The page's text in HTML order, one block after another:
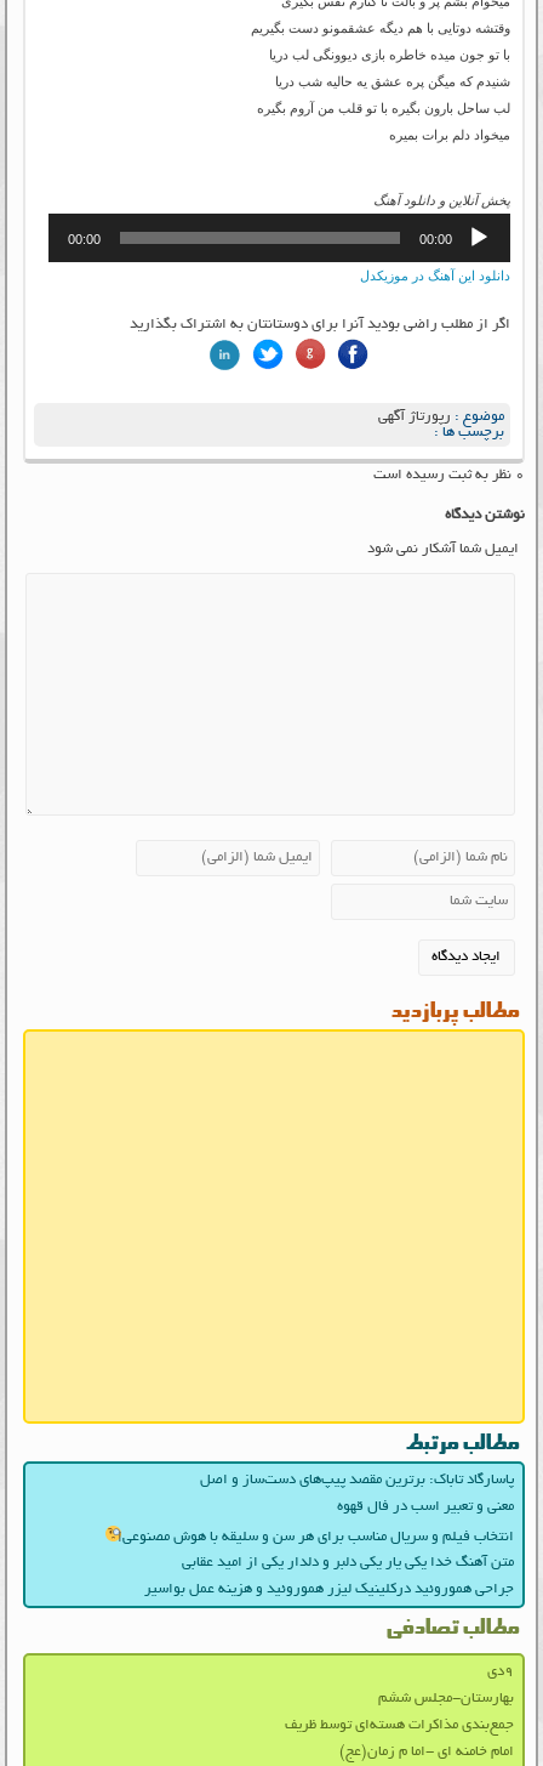
وقتشه دوتایی با هم دیگه عشقمونو دست بگیریم
با تو جون میده خاطره بازی دیوونگی لب دریا
شنیدم که میگن پره عشق یه حالیه شب دریا
لب ساحل بارون بگیره با تو قلب من آروم بگیره
میخواد دلم برات بمیره
پخش آنلاین و دانلود آهنگ
پخش‌کننده
00:00
00:00
دانلود این آهنگ در موزیکدل
اگر از مطلب راضی بودید آنرا برای دوستانتان به اشتراک بگذارید
موضوع : رپورتاژ آگهی
برچسب ها :
۰ نظر به ثبت رسیده است
نوشتن دیدگاه
ایمیل شما آشکار نمی شود
مطالب پربازدید
مطالب مرتبط
پاسارگاد تاباک: برترین مقصد پیپ‌های دست‌ساز و اصل
معنی و تعبیر اسب در فال قهوه
انتخاب فیلم و سریال مناسب برای هر سن و سلیقه با هوش مصنوعی
متن آهنگ خدا یکی یار یکی دلبر و دلدار یکی از امید عقابی
جراحی هموروئید درکلینیک لیزر هموروئید و هزینه عمل بواسیر
مطالب تصادفی
۹دی
بهارستان-مجلس ششم
جمع‌بندی مذاکرات هسته‌ای توسط ظریف
امام خامنه ای -اما م زمان(عج)